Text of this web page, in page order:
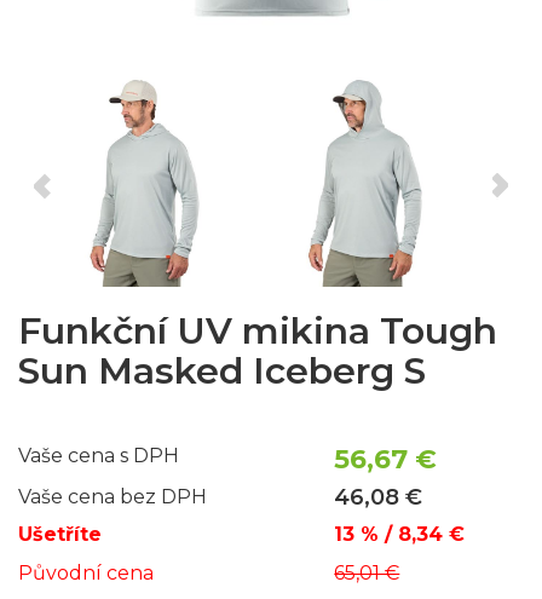
Funkční UV mikina Tough
Sun Masked Iceberg S
Vaše cena s DPH 56,67 €
Vaše cena bez DPH 46,08 €
Ušetříte
13 % / 8,34 €
Původní cena
65,01 €